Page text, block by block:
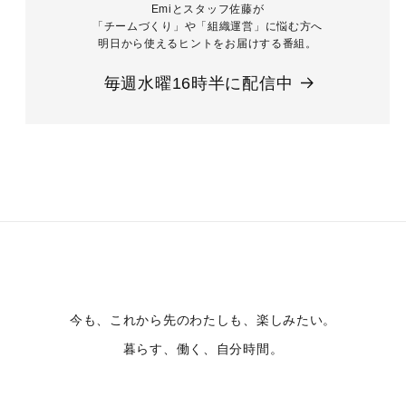
Emiとスタッフ佐藤が
「チームづくり」や「組織運営」に悩む方へ
明日から使えるヒントをお届けする番組。
毎週水曜16時半に配信中
今も、これから先のわたしも、楽しみたい。
暮らす、働く、自分時間。